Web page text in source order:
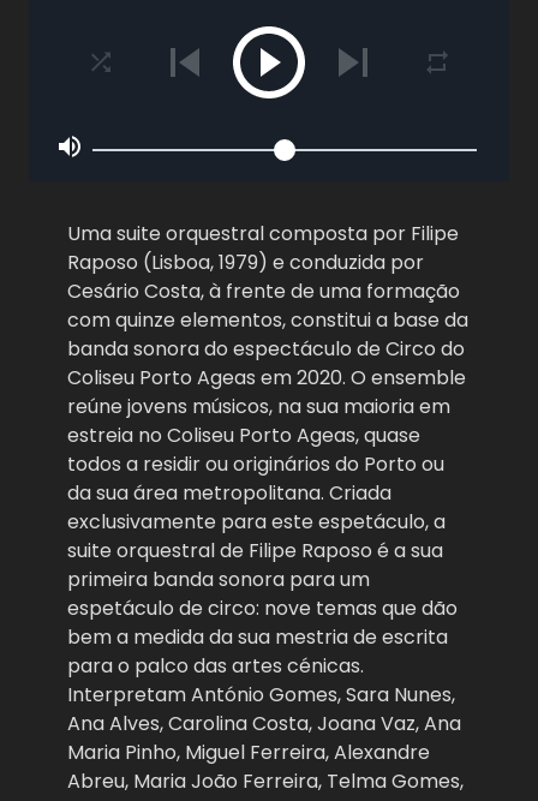
Uma suite orquestral composta por Filipe
Raposo (Lisboa, 1979) e conduzida por
Cesário Costa, à frente de uma formação
com quinze elementos, constitui a base da
banda sonora do espectáculo de Circo do
Coliseu Porto Ageas em 2020. O ensemble
reúne jovens músicos, na sua maioria em
estreia no Coliseu Porto Ageas, quase
todos a residir ou originários do Porto ou
da sua área metropolitana. Criada
exclusivamente para este espetáculo, a
suite orquestral de Filipe Raposo é a sua
primeira banda sonora para um
espetáculo de circo: nove temas que dão
bem a medida da sua mestria de escrita
para o palco das artes cénicas.
Interpretam António Gomes, Sara Nunes,
Ana Alves, Carolina Costa, Joana Vaz, Ana
Maria Pinho, Miguel Ferreira, Alexandre
Abreu, Maria João Ferreira, Telma Gomes,